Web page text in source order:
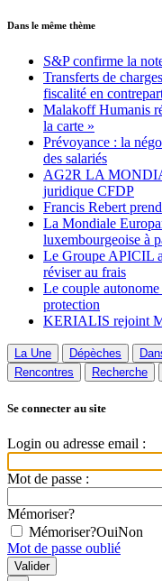
Dans le même thème
S&P confirme la
Transferts de
fiscalité en
Malakoff Humanis
la carte »
Prévoyance : la
des salariés
AG2R LA
juridique CFDP
Francis Rebert
La Mondiale
luxembourgeoise à
Le Groupe APICIL
réviser au frais
Le couple
protection
KERIALIS rejoint
La Une Dépèches
Rencontres
Recherche
Se connecter au site
Login ou adresse email :
Mot de passe :
Mémoriser?
Mémoriser?OuiNon
Mot de passe oublié